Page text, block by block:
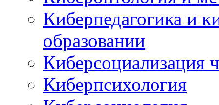
Киберпедагогика и
образовании
Киберсоциализация
Киберпсихология